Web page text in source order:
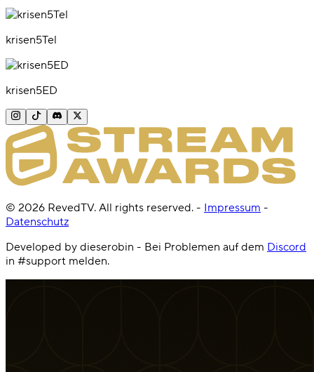
krisen5Tel
krisen5ED
© 2026 RevedTV. All rights reserved. - Impressum -
Datenschutz
Developed by dieserobin - Bei Problemen auf dem Discord
in #support melden.